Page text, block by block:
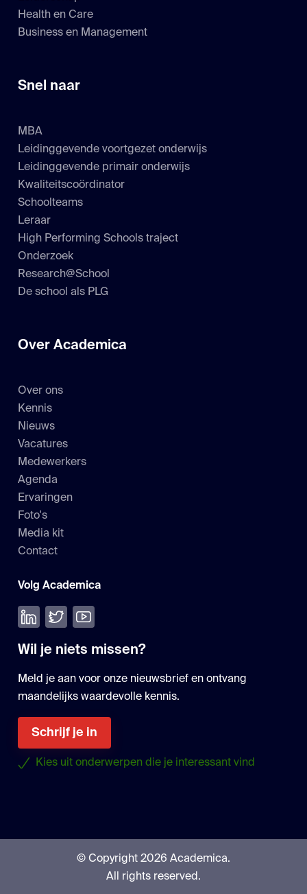
Health en Care
Business en Management
Snel naar
MBA
Leidinggevende voortgezet onderwijs
Leidinggevende primair onderwijs
Kwaliteitscoördinator
Schoolteams
Leraar
High Performing Schools traject
Onderzoek
Research@School
De school als PLG
Over Academica
Over ons
Kennis
Nieuws
Vacatures
Medewerkers
Agenda
Ervaringen
Foto's
Media kit
Contact
Volg Academica
Volg ons op LinkedIn
Volg ons op Twitter
Bekijk onze YouTube
Wil je niets missen?
Meld je aan voor onze nieuwsbrief en ontvang
maandelijks waardevolle kennis.
Schrijf je in
Kies uit onderwerpen die je interessant vind
© Copyright 2026 Academica.
All rights reserved.